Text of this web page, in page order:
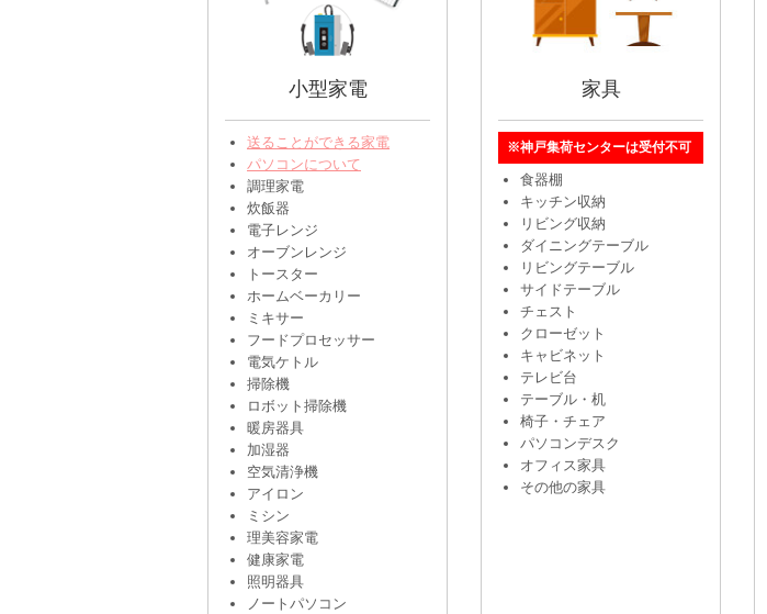
小型家電
送ることができる家電
パソコンについて
調理家電
炊飯器
電子レンジ
オーブンレンジ
トースター
ホームベーカリー
ミキサー
フードプロセッサー
電気ケトル
掃除機
ロボット掃除機
暖房器具
加湿器
空気清浄機
アイロン
ミシン
理美容家電
健康家電
照明器具
ノートパソコン
家具
※神戸集荷センターは受付不可
食器棚
キッチン収納
リビング収納
ダイニングテーブル
リビングテーブル
サイドテーブル
チェスト
クローゼット
キャビネット
テレビ台
テーブル・机
椅子・チェア
パソコンデスク
オフィス家具
その他の家具